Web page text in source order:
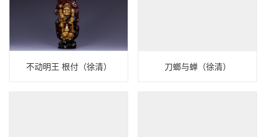
不动明王 根付（徐清） 刀螂与蝉（徐清）